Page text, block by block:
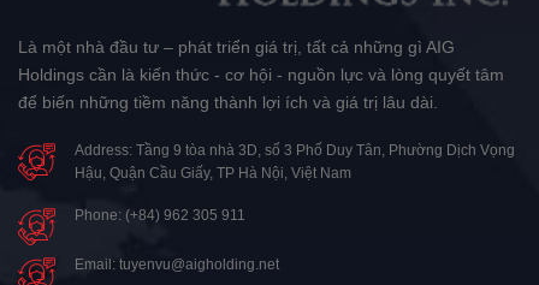
Là một nhà đầu tư – phát triển giá trị, tất cả những gì AIG
Holdings cần là kiến thức - cơ hội - nguồn lực và lòng quyết tâm
để biến những tiềm năng thành lợi ích và giá trị lâu dài.
Address: Tầng 9 tòa nhà 3D, số 3 Phố Duy Tân, Phường Dịch Vọng
Hậu, Quận Cầu Giấy, TP Hà Nội, Việt Nam
Phone: (+84) 962 305 911
Email: tuyenvu@aigholding.net